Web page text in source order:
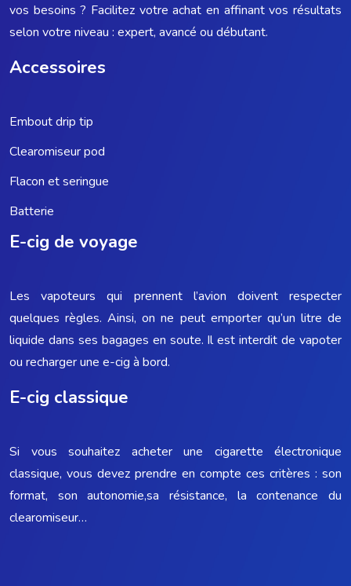
vos besoins ? Facilitez votre achat en affinant vos résultats
selon votre niveau : expert, avancé ou débutant.
Accessoires
Embout drip tip
Clearomiseur pod
Flacon et seringue
Batterie
E-cig de voyage
Les vapoteurs qui prennent l’avion doivent respecter
quelques règles. Ainsi, on ne peut emporter qu’un litre de
liquide dans ses bagages en soute. Il est interdit de vapoter
ou recharger une e-cig à bord.
E-cig classique
Si vous souhaitez acheter une cigarette électronique
classique, vous devez prendre en compte ces critères : son
format, son autonomie,sa résistance, la contenance du
clearomiseur…